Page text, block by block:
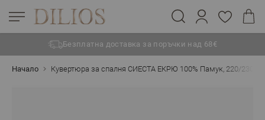
Безплатна доставка за поръчки над 68€
Начало Кувертюра за спалня СИЕСТА ЕКРЮ 100% Памук, 220/230